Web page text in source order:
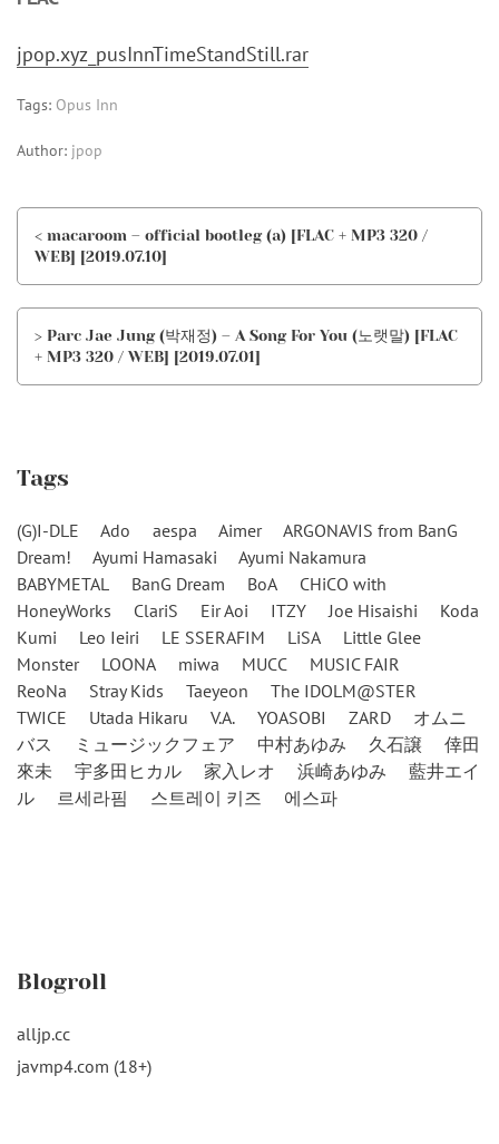
jpop.xyz_pusInnTimeStandStill.rar
Tags: Opus Inn
Author: jpop
< macaroom – official bootleg (a) [FLAC + MP3 320 /
WEB] [2019.07.10]
> Parc Jae Jung (박재정) – A Song For You (노랫말) [FLAC
+ MP3 320 / WEB] [2019.07.01]
Tags
(G)I-DLE Ado aespa Aimer
ARGONAVIS from BanG
Dream!
Ayumi Hamasaki
Ayumi Nakamura
BABYMETAL
BanG Dream BoA
CHiCO with
HoneyWorks
ClariS Eir Aoi ITZY Joe Hisaishi
Koda
Kumi
Leo Ieiri LE SSERAFIM LiSA
Little Glee
Monster
LOONA miwa MUCC
MUSIC FAIR
ReoNa
Stray Kids Taeyeon
The IDOLM@STER
TWICE
Utada Hikaru V.A. YOASOBI ZARD
オムニ
バス
ミュージックフェア 中村あゆみ 久石譲
倖田
來未
宇多田ヒカル 家入レオ 浜崎あゆみ
藍井エイ
ル
르세라핌 스트레이 키즈 에스파
Blogroll
alljp.cc
javmp4.com (18+)